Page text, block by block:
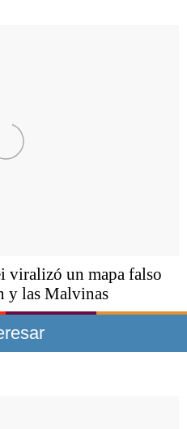
un mapa falso
y las Malvinas